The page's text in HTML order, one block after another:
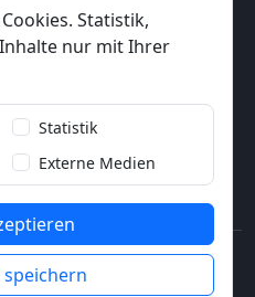
- Alle Rechte
Statistik,
nur mit Ihrer
Statistik
Externe Medien